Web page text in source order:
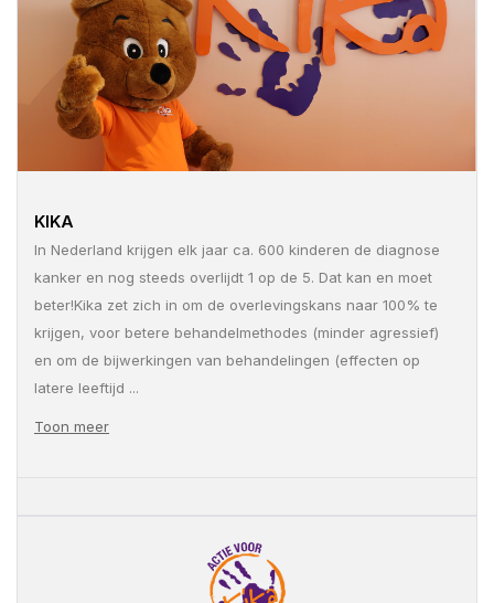
KIKA
In Nederland krijgen elk jaar ca. 600 kinderen de diagnose
kanker en nog steeds overlijdt 1 op de 5. Dat kan en moet
beter!Kika zet zich in om de overlevingskans naar 100% te
krijgen, voor betere behandelmethodes (minder agressief)
en om de bijwerkingen van behandelingen (effecten op
latere leeftijd ...
Toon meer